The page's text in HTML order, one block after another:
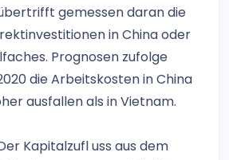
übertrifft gemessen daran die
in China oder
Prognosen zufolge
die Arbeitskosten in China
ausfallen als in Vietnam.
Kapitalzufl uss aus dem